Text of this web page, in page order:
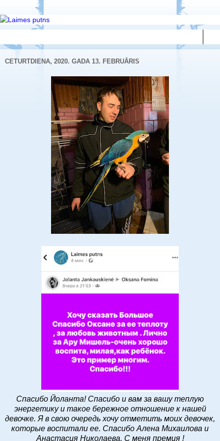
CETURTDIENA, 2020. GADA 13. FEBRUĀRIS
Спасибо Йоланта! Спасибо и вам за вашу теплую
энергетику и такое бережное отношение к нашей
девочке. Я в свою очередь хочу отметить моих девочек,
которые воспитали ее. Спасибо Алена Михаилова и
Анастасия Николаева. С меня премия !